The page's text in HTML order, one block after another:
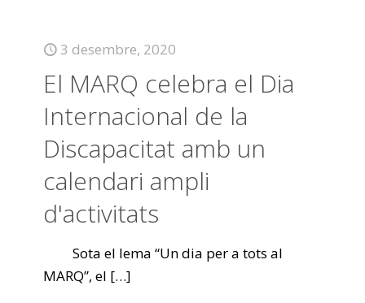
3 desembre, 2020
El MARQ celebra el Dia
Internacional de la
Discapacitat amb un
calendari ampli
d'activitats
Sota el lema “Un dia per a tots al
MARQ”, el […]